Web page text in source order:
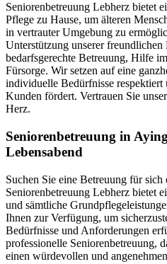
Seniorenbetreuung Lebherz bietet
Pflege zu Hause, um älteren
in vertrauter Umgebung zu
Unterstützung unserer freundlichen
bedarfsgerechte Betreuung, Hilfe
Fürsorge. Wir setzen auf eine
individuelle Bedürfnisse respektiert
Kunden fördert. Vertrauen Sie
Herz.
Senioren­betreuung in
Lebensabend
Suchen Sie eine Betreuung für
Seniorenbetreuung Lebherz bietet
und sämtliche
Ihnen zur Verfügung, um
Bedürfnisse und Anforderungen
professionelle Seniorenbetreuung,
einen würdevollen und